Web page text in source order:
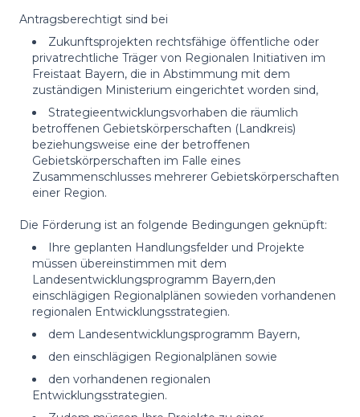
Antragsberechtigt sind bei
Zukunftsprojekten rechtsfähige öffentliche oder
privatrechtliche Träger von Regionalen Initiativen im
Freistaat Bayern, die in Abstimmung mit dem
zuständigen Ministerium eingerichtet worden sind,
Strategieentwicklungsvorhaben die räumlich
betroffenen Gebietskörperschaften (Landkreis)
beziehungsweise eine der betroffenen
Gebietskörperschaften im Falle eines
Zusammenschlusses mehrerer Gebietskörperschaften
einer Region.
Die Förderung ist an folgende Bedingungen geknüpft:
Ihre geplanten Handlungsfelder und Projekte
müssen übereinstimmen mit dem
Landesentwicklungsprogramm Bayern,den
einschlägigen Regionalplänen sowieden vorhandenen
regionalen Entwicklungsstrategien.
dem Landesentwicklungsprogramm Bayern,
den einschlägigen Regionalplänen sowie
den vorhandenen regionalen
Entwicklungsstrategien.